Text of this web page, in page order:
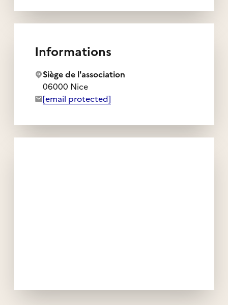
Informations
Siège de l'association
06000 Nice
Adresse e-mail de l'association :
[email protected]